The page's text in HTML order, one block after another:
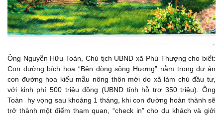
Ông Nguyễn Hữu Toàn, Chủ tịch UBND xã Phú Thượng cho biết:
Con đường bích họa “Bên dòng sông Hương” nằm trong dự án
con đường hoa kiểu mẫu nông thôn mới do xã làm chủ đầu tư,
với kinh phí 500 triệu đồng (UBND tỉnh hỗ trợ 350 triệu). Ông
Toàn hy vọng sau khoảng 1 tháng, khi con đường hoàn thành sẽ
trở thành một điểm tham quan, “check in” cho du khách và giới